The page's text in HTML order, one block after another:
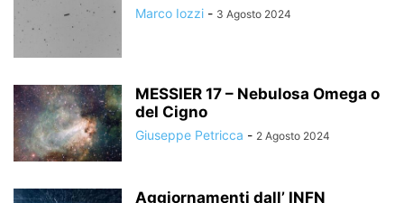
Marco Iozzi - 3 Agosto 2024
MESSIER 17 – Nebulosa Omega o
del Cigno
Giuseppe Petricca - 2 Agosto 2024
Aggiornamenti dall’ INFN